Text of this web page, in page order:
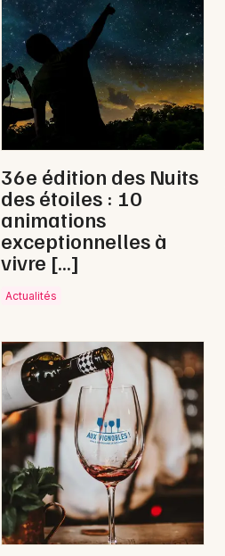
36e édition des Nuits
des étoiles : 10
animations
exceptionnelles à
vivre […]
Actualités